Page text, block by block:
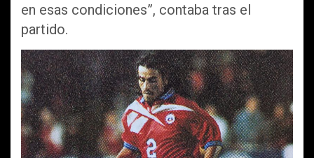
en esas condiciones”, contaba tras el
partido.